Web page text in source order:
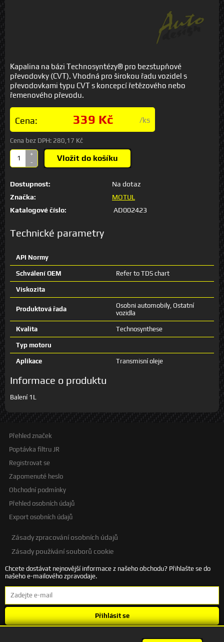
Kapalina na bázi Technosyntézy® pro bezstupňové
převodovky (CVT). Vhodná pro širokou řadu vozidel s
převodovkami typu CVT s koncepcí řetězového nebo
řemenového převodu.
Cena: 339 Kč /ks
Cena bez DPH: 280,17 Kč
+
-
Vložit do košíku
Dostupnost:
Na dotaz
Značka:
MOTUL
Katalogové číslo:
AD002423
Technické parametry
API Normy
Schválení OEM Refer to TDS chart
Viskozita
Produktová řada
Osobni automobily, Ostatní
vozidla
Kvalita Technosynthese
Typ motoru
Aplikace Transmisní oleje
Informace o produktu
Balení 1L
Přehled značek
Poptávka filtru JR
Registrovat se
Zapomenuté heslo
Obchodní podmínky
Přehled osobních údajů
Export osobních údajů
Zásady zpracování osobních údajů
Zásady používání souborů cookie
Chcete dostávat nejnovější informace z našeho obchodu? Přihlašte se do
našeho e-mailového zpravodaje.
Přihlásit se